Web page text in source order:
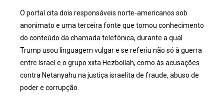
O portal cita dois responsáveis norte-americanos sob
anonimato e uma terceira fonte que tomou conhecimento
do conteúdo da chamada telefónica, durante a qual
Trump usou linguagem vulgar e se referiu não só à guerra
entre Israel e o grupo xiita Hezbollah, como às acusações
contra Netanyahu na justiça israelita de fraude, abuso de
poder e corrupção.